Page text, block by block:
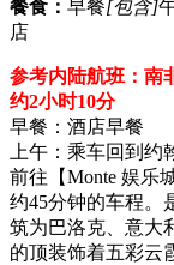
餐食： 早餐[包含]
店
参考内陆航班：南
约2小时10分
早餐：酒店早餐
上午：乘车回到约
前往【Monte 娱乐
约45分钟的车程。
筑为巴洛克、意大
的顶装饰着五彩云